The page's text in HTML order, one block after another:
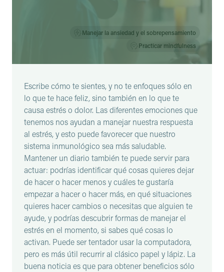
Manejar la ansiedad y el sobrepensamiento
Practicar mindfulness
Escribe cómo te sientes, y no te enfoques sólo en
lo que te hace feliz, sino también en lo que te
causa estrés o dolor. Las diferentes emociones que
tenemos nos ayudan a manejar nuestra respuesta
al estrés, y esto puede favorecer que nuestro
sistema inmunológico sea más saludable.
Mantener un diario también te puede servir para
actuar: podrías identificar qué cosas quieres dejar
de hacer o hacer menos y cuáles te gustaría
empezar a hacer o hacer más, en qué situaciones
quieres hacer cambios o necesitas que alguien te
ayude, y podrías descubrir formas de manejar el
estrés en el momento, si sabes qué cosas lo
activan. Puede ser tentador usar la computadora,
pero es más útil recurrir al clásico papel y lápiz. La
buena noticia es que para obtener beneficios sólo